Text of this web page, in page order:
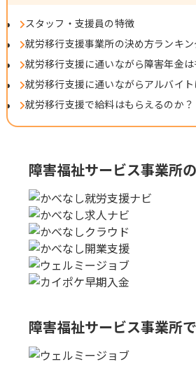
スタッフ・支援員の特徴
就労移行支援事業所の決め方ランキ
就労移行支援に通いながら障害年金は
就労移行支援に通いながらアルバイト
就労移行支援で給料はもらえるのか？
障害福祉サービス事業所
障害福祉サービス事業所で